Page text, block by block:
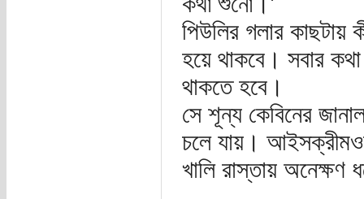
পিউলির গলার
হয়ে থাকবে। সবার
থাকতে হবে।
সে শূন্য কেবিনের
চলে যায়।
খালি রাস্তায় অনেক্ষণ